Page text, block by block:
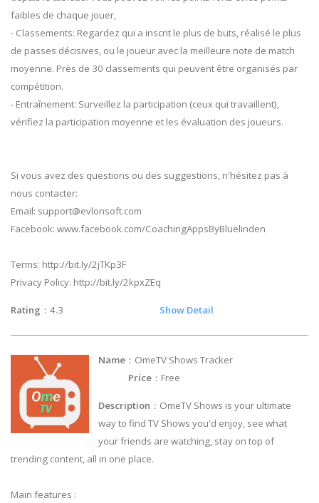
faibles de chaque jouer,
- Classements: Regardez qui a inscrit le plus de buts, réalisé le plus
de passes décisives, ou le joueur avec la meilleure note de match
moyenne. Près de 30 classements qui peuvent être organisés par
compétition.
- Entraînement: Surveillez la participation (ceux qui travaillent),
vérifiez la participation moyenne et les évaluation des joueurs.
Si vous avez des questions ou des suggestions, n'hésitez pas à
nous contacter:
Email: support@evlonsoft.com
Facebook: www.facebook.com/CoachingAppsByBluelinden
Terms: http://bit.ly/2jTKp3F
Privacy Policy: http://bit.ly/2kpxZEq
Rating ：4.3 Show Detail
Name ：OmeTV Shows Tracker
Price ：Free
Description ：OmeTV Shows is your ultimate
way to find TV Shows you'd enjoy, see what
your friends are watching, stay on top of
trending content, all in one place.
Main features :